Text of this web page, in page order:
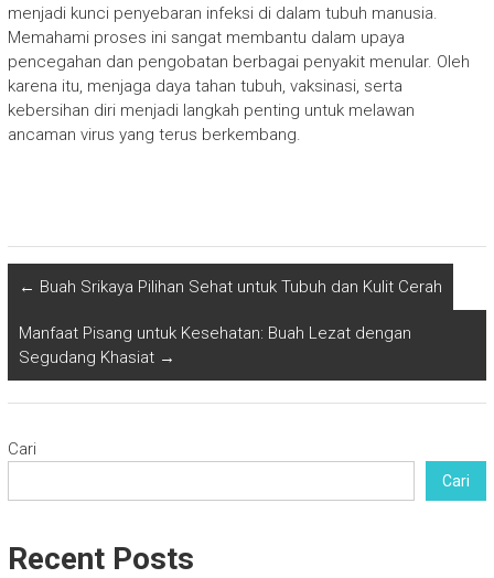
menjadi kunci penyebaran infeksi di dalam tubuh manusia.
Memahami proses ini sangat membantu dalam upaya
pencegahan dan pengobatan berbagai penyakit menular. Oleh
karena itu, menjaga daya tahan tubuh, vaksinasi, serta
kebersihan diri menjadi langkah penting untuk melawan
ancaman virus yang terus berkembang.
← Buah Srikaya Pilihan Sehat untuk Tubuh dan Kulit Cerah
Manfaat Pisang untuk Kesehatan: Buah Lezat dengan
Segudang Khasiat →
Cari
Cari
Recent Posts